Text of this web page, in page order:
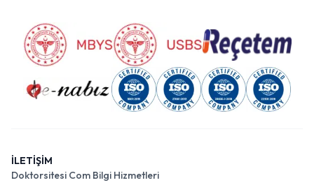
İLETİŞİM
Doktorsitesi Com Bilgi Hizmetleri